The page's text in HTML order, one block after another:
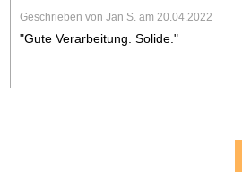
Geschrieben von Jan S. am 20.04.2022
"Gute Verarbeitung. Solide."